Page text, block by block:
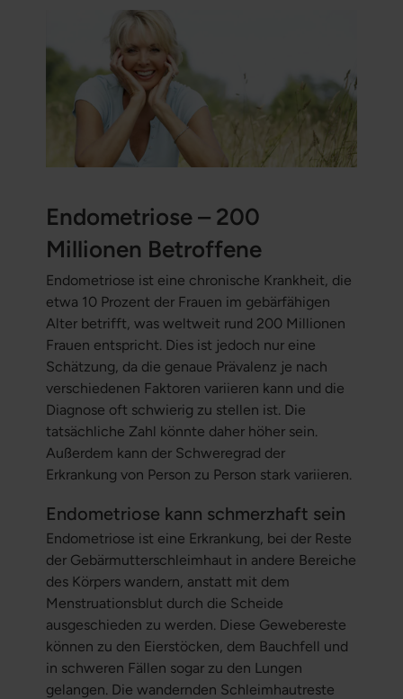
Endometriose – 200
Millionen Betroffene
Endometriose ist eine chronische Krankheit, die
etwa 10 Prozent der Frauen im gebärfähigen
Alter betrifft, was weltweit rund 200 Millionen
Frauen entspricht. Dies ist jedoch nur eine
Schätzung, da die genaue Prävalenz je nach
verschiedenen Faktoren variieren kann und die
Diagnose oft schwierig zu stellen ist. Die
tatsächliche Zahl könnte daher höher sein.
Außerdem kann der Schweregrad der
Erkrankung von Person zu Person stark variieren.
Endometriose kann schmerzhaft sein
Endometriose ist eine Erkrankung, bei der Reste
der Gebärmutterschleimhaut in andere Bereiche
des Körpers wandern, anstatt mit dem
Menstruationsblut durch die Scheide
ausgeschieden zu werden. Diese Gewebereste
können zu den Eierstöcken, dem Bauchfell und
in schweren Fällen sogar zu den Lungen
gelangen. Die wandernden Schleimhautreste